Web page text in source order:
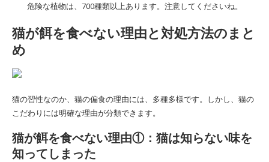
危険な植物は、700種類以上あります。注意してくださいね。
猫が餌を食べない理由と対処方法のまと
め
猫の習性なのか、猫の偏食の理由には、多種多様です。しかし、猫の
こだわりには明確な理由が分類できます。
猫が餌を食べない理由①：猫は知らない味を
知ってしまった